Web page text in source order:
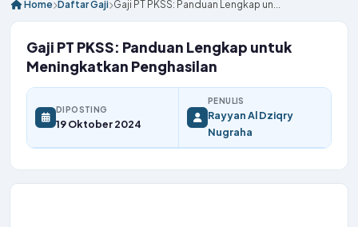
Home Daftar Gaji Gaji PT PKSS: Panduan Lengkap un...
Gaji PT PKSS: Panduan Lengkap untuk
Meningkatkan Penghasilan
DIPOSTING
19 Oktober 2024
PENULIS
Rayyan Al Dziqry
Nugraha